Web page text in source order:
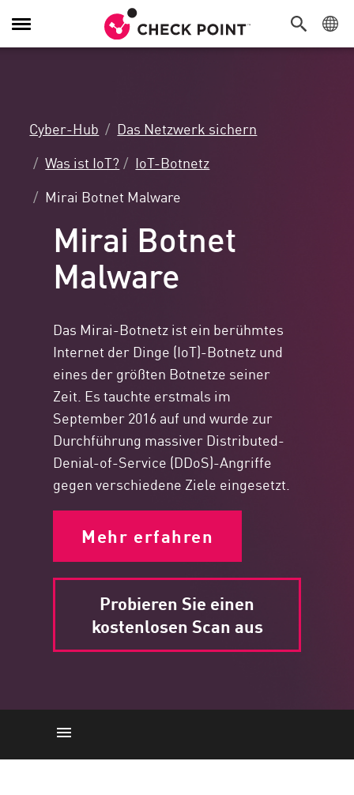
Navigation
umschalten
Cyber-Hub
Das Netzwerk sichern
Was ist IoT?
IoT-Botnetz
Mirai Botnet Malware
Mirai Botnet
Malware
Das Mirai-Botnetz ist ein berühmtes
Internet der Dinge (IoT)-Botnetz und
eines der größten Botnetze seiner
Zeit. Es tauchte erstmals im
September 2016 auf und wurde zur
Durchführung massiver Distributed-
Denial-of-Service (DDoS)-Angriffe
gegen verschiedene Ziele eingesetzt.
Mehr erfahren
Probieren Sie einen
kostenlosen Scan aus